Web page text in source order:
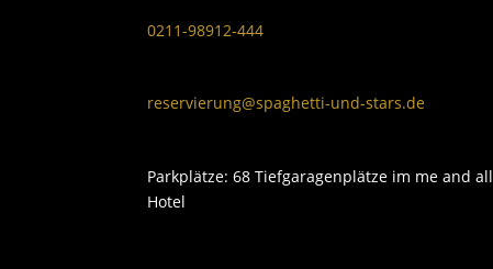
0211-98912-444
reservierung@spaghetti-und-stars.de
Parkplätze: 68 Tiefgaragenplätze im me and all
Hotel